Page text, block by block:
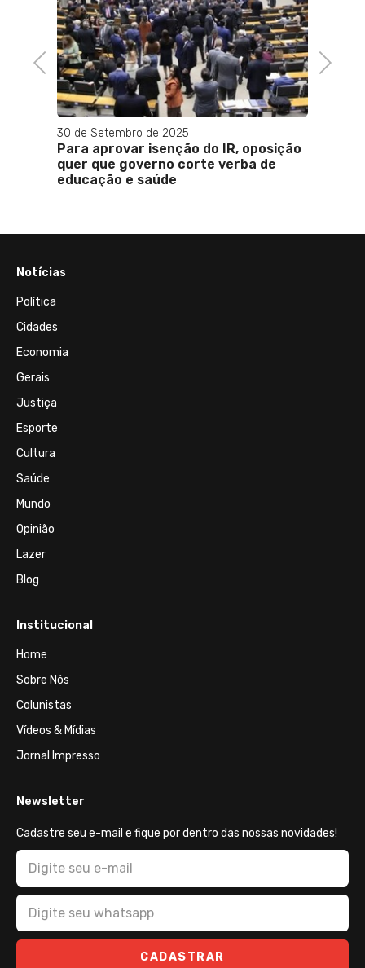
Previous
do IR, oposição
verba de
pontos em setembro
Next
Notícias
Política
Cidades
Economia
Gerais
Justiça
Esporte
Cultura
Saúde
Mundo
Opinião
Lazer
Blog
Institucional
Home
Sobre Nós
Colunistas
Vídeos & Mídias
Jornal Impresso
Newsletter
Cadastre seu e-mail e fique por dentro das nossas novidades!
CADASTRAR